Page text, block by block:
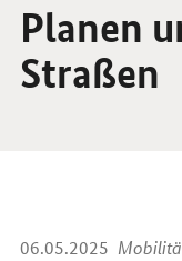
Planen
Straßen
06.05.2025